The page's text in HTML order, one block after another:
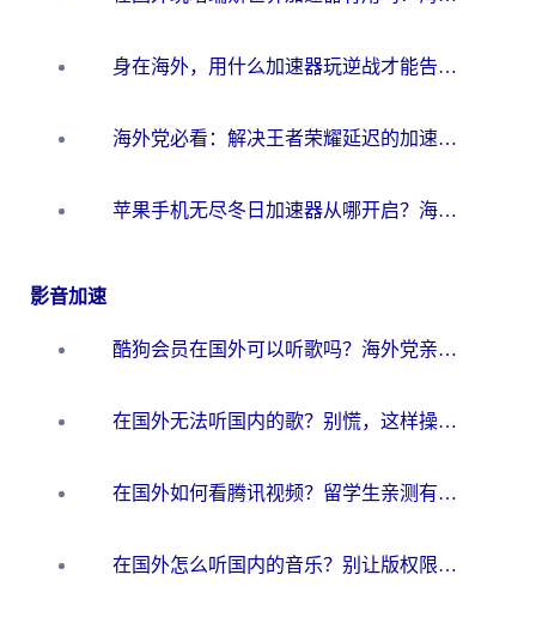
身在海外，用什么加速器玩逆战才能告别延迟？
海外党必看：解决王者荣耀延迟的加速器终极指南——从EVE到猫和老鼠，一个工具全搞定
苹果手机无尽冬日加速器从哪开启？海外玩家的冬日生存指南
影音加速
酷狗会员在国外可以听歌吗？海外党亲测有效：3步解决音乐权限难题
在国外无法听国内的歌？别慌，这样操作就能畅听QQ音乐（附亲测加速器推荐）
在国外如何看腾讯视频？留学生亲测有效的回国加速方案
在国外怎么听国内的音乐？别让版权限制断了你的华语歌单